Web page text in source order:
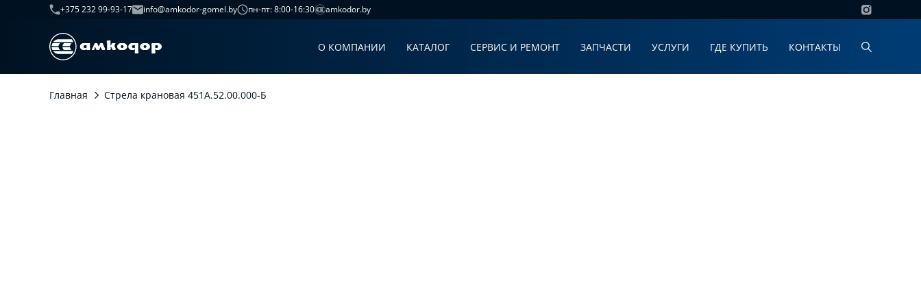
+375 232 99-93-17 info@amkodor-gomel.by пн-пт: 8:00-16:30 amkodor.by
О КОМПАНИИ КАТАЛОГ СЕРВИС И РЕМОНТ ЗАПЧАСТИ УСЛУГИ ГДЕ КУПИТЬ КОНТАКТЫ
Главная Стрела крановая 451А.52.00.000-Б